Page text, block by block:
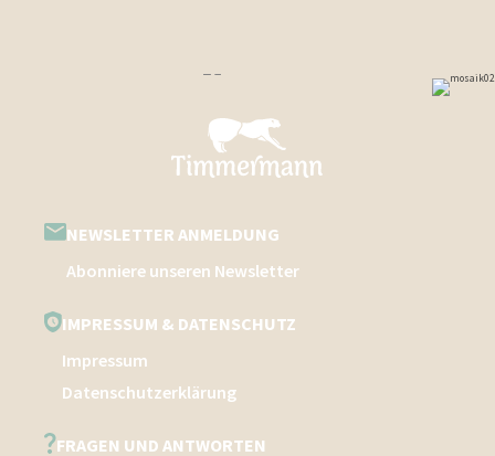
NEWSLETTER ANMELDUNG
Abonniere unseren Newsletter
IMPRESSUM & DATENSCHUTZ
Impressum
Datenschutzerklärung
FRAGEN UND ANTWORTEN